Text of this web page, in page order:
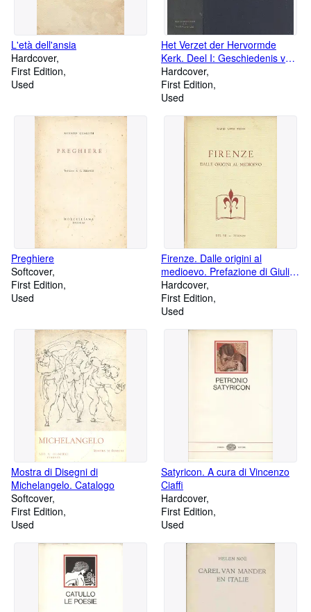
L'età dell'ansia
Hardcover
First Edition
Used
Het Verzet der Hervormde
Kerk. Deel I: Geschiedenis van
het Kerkelijk Verzet. Deel II:
Documenten van het Kerkelijk
Verzet
Hardcover
First Edition
Used
Preghiere
Softcover
First Edition
Used
Firenze. Dalle origini al
medioevo. Prefazione di Giulio
Giannelli
Hardcover
First Edition
Used
Mostra di Disegni di
Michelangelo. Catalogo
Softcover
First Edition
Used
Satyricon. A cura di Vincenzo
Ciaffi
Hardcover
First Edition
Used